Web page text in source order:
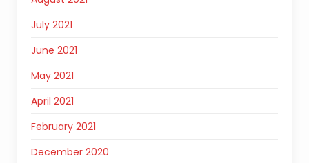
July 2021
June 2021
May 2021
April 2021
February 2021
December 2020